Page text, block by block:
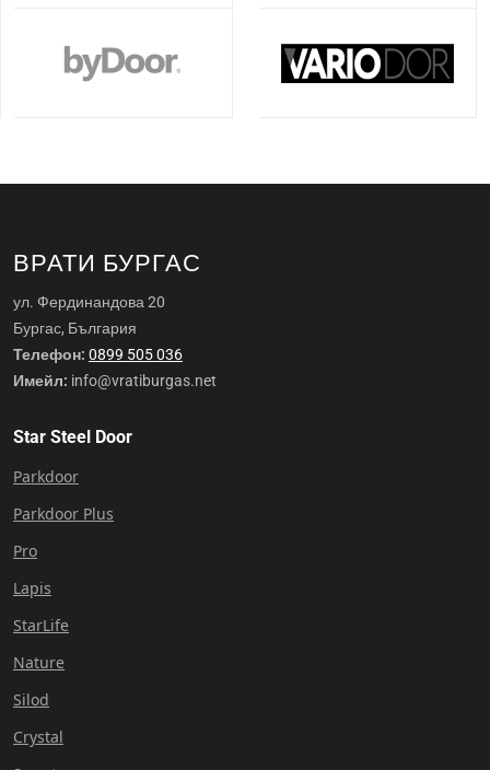
ВРАТИ БУРГАС
ул. Фердинандова 20
Бургас, България
Телефон: 0899 505 036
Имейл: info@vratiburgas.net
Star Steel Door
Parkdoor
Parkdoor Plus
Pro
Lapis
StarLife
Nature
Silod
Crystal